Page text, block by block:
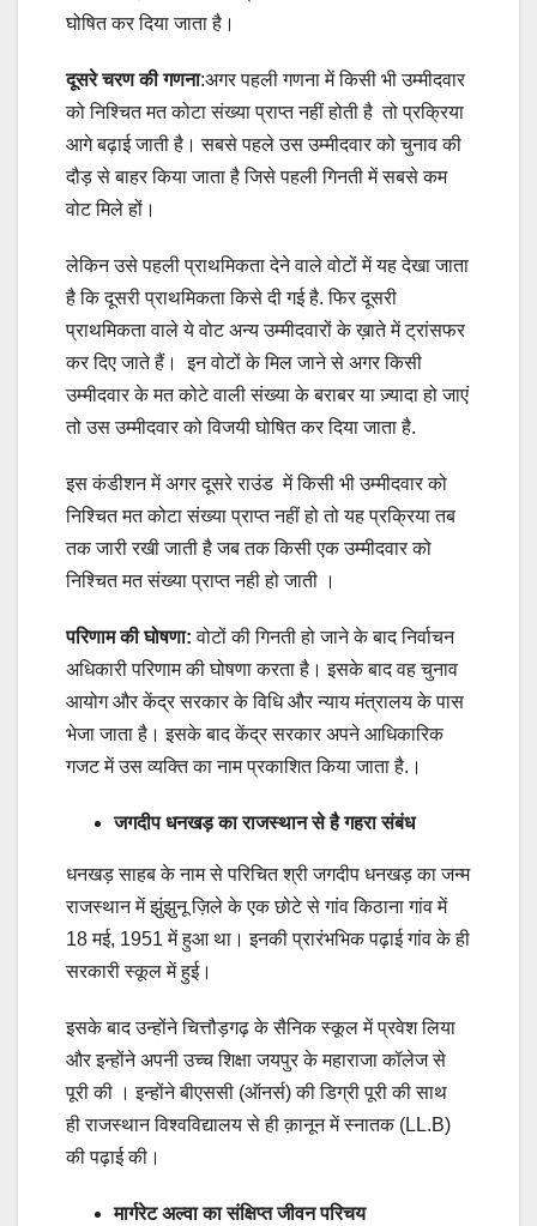
घोषित कर दिया जाता है।
दूसरे चरण की गणना:अगर पहली गणना में किसी भी उम्मीदवार
को निश्चित मत कोटा संख्या प्राप्त नहीं होती है तो प्रक्रिया
आगे बढ़ाई जाती है। सबसे पहले उस उम्मीदवार को चुनाव की
दौड़ से बाहर किया जाता है जिसे पहली गिनती में सबसे कम
वोट मिले हों।
लेकिन उसे पहली प्राथमिकता देने वाले वोटों में यह देखा जाता
है कि दूसरी प्राथमिकता किसे दी गई है. फिर दूसरी
प्राथमिकता वाले ये वोट अन्य उम्मीदवारों के ख़ाते में ट्रांसफर
कर दिए जाते हैं। इन वोटों के मिल जाने से अगर किसी
उम्मीदवार के मत कोटे वाली संख्या के बराबर या ज़्यादा हो जाएं
तो उस उम्मीदवार को विजयी घोषित कर दिया जाता है.
इस कंडीशन में अगर दूसरे राउंड में किसी भी उम्मीदवार को
निश्चित मत कोटा संख्या प्राप्त नहीं हो तो यह प्रक्रिया तब
तक जारी रखी जाती है जब तक किसी एक उम्मीदवार को
निश्चित मत संख्या प्राप्त नही हो जाती ।
परिणाम की घोषणा: वोटों की गिनती हो जाने के बाद निर्वाचन
अधिकारी परिणाम की घोषणा करता है। इसके बाद वह चुनाव
आयोग और केंद्र सरकार के विधि और न्याय मंत्रालय के पास
भेजा जाता है। इसके बाद केंद्र सरकार अपने आधिकारिक
गजट में उस व्यक्ति का नाम प्रकाशित किया जाता है.।
जगदीप धनखड़ का राजस्थान से है गहरा संबंध
धनखड़ साहब के नाम से परिचित श्री जगदीप धनखड़ का जन्म
राजस्थान में झुंझुनू ज़िले के एक छोटे से गांव किठाना गांव में
18 मई, 1951 में हुआ था। इनकी प्रारंभभिक पढ़ाई गांव के ही
सरकारी स्कूल में हुई।
इसके बाद उन्होंने चित्तौड़गढ़ के सैनिक स्कूल में प्रवेश लिया
और इन्होंने अपनी उच्च शिक्षा जयपुर के महाराजा कॉलेज से
पूरी की । इन्होंने बीएससी (ऑनर्स) की डिग्री पूरी की साथ
ही राजस्थान विश्वविद्यालय से ही क़ानून में स्नातक (LL.B)
की पढ़ाई की।
मार्गरेट अल्वा का संक्षिप्त जीवन परिचय